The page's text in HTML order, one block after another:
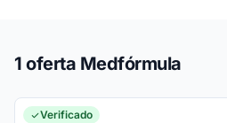
1 oferta Medfórmula
Verificado